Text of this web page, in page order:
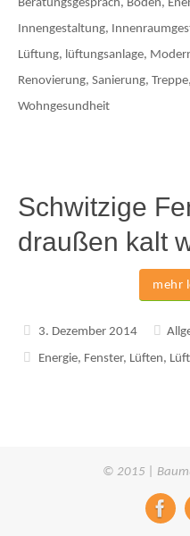
Beratungsgespräch, Boden,
Innengestaltung,
Lüftung, lüftungsanlage,
Renovierung, Sanierung, Treppe,
Wohngesundheit
Schwitzige
draußen kalt
mehr
3. Dezember 2014
Energie, Fenster, Lüften,
© 2015 |